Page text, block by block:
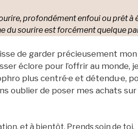
profondément enfoui ou prêt à
du sourire est forcément quelque
de garder précieusement
éclore pour l’offrir au monde,
plus centré·e et détendu·e,
oublier de poser mes achats
et à bientôt. Prends soin de toi.